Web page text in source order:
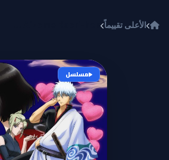
الأعلى تقييماً
مسلسل